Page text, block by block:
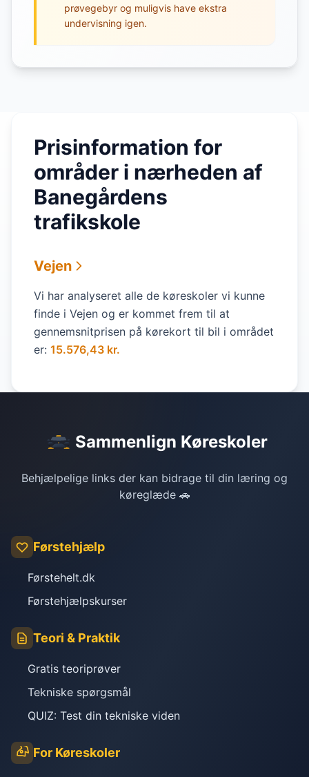
prøvegebyr og muligvis have ekstra
undervisning igen.
Prisinformation for
områder i nærheden af
Banegårdens
trafikskole
Vejen
Vi har analyseret alle de køreskoler vi kunne
finde i Vejen og er kommet frem til at
gennemsnitprisen på kørekort til bil i området
er: 15.576,43 kr.
Sammenlign Køreskoler
Behjælpelige links der kan bidrage til din læring og
køreglæde 🚗
Førstehjælp
Førstehelt.dk
Førstehjælpskurser
Teori & Praktik
Gratis teoriprøver
Tekniske spørgsmål
QUIZ: Test din tekniske viden
For Køreskoler